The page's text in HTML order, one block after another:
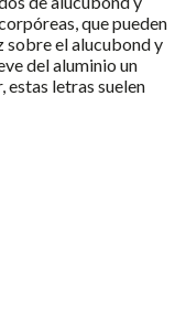
que pueden
sobre el alucubond y
del aluminio un
letras suelen